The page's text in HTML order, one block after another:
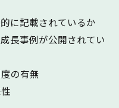
ーンで社会人力を
期間と成長の関係
な継続期間を考え
に記載されているか
長事例が公開されてい
の有無